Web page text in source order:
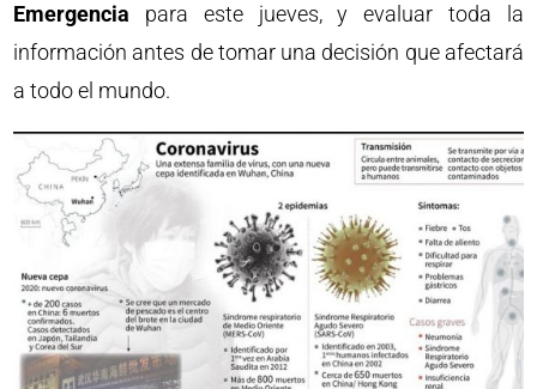
Emergencia para este jueves, y evaluar toda la
información antes de tomar una decisión que afectará
a todo el mundo.